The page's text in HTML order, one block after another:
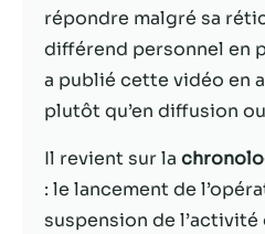
répondre malgré sa
différend personnel en
a publié cette vidéo en
plutôt qu’en diffusion
Il revient sur la
: le lancement de
suspension de